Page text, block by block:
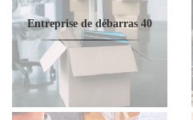
Entreprise de débarras 40